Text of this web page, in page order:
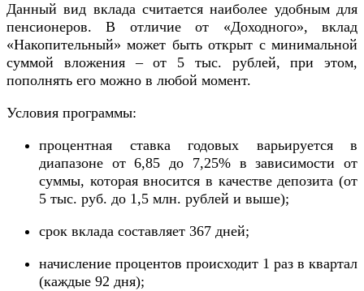
Данный вид вклада считается наиболее удобным для
пенсионеров. В отличие от «Доходного», вклад
«Накопительный» может быть открыт с минимальной
суммой вложения – от 5 тыс. рублей, при этом,
пополнять его можно в любой момент.
Условия программы:
процентная ставка годовых варьируется в
диапазоне от 6,85 до 7,25% в зависимости от
суммы, которая вносится в качестве депозита (от
5 тыс. руб. до 1,5 млн. рублей и выше);
срок вклада составляет 367 дней;
начисление процентов происходит 1 раз в квартал
(каждые 92 дня);